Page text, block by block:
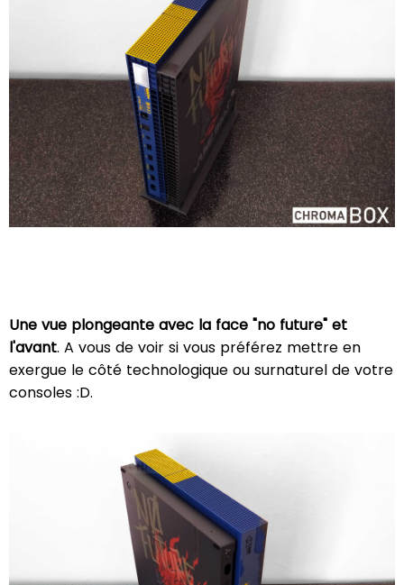
Une vue plongeante avec la face "no future" et
l'avant. A vous de voir si vous préférez mettre en
exergue le côté technologique ou surnaturel de votre
consoles :D.